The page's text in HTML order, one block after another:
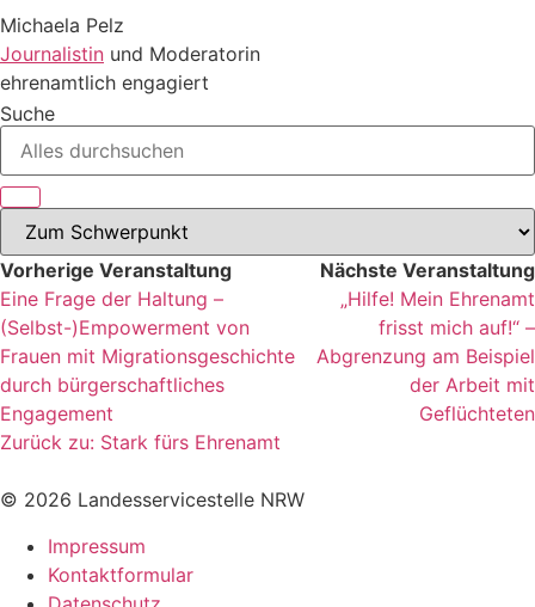
Michaela Pelz
Journalistin und Moderatorin
ehrenamtlich engagiert
Suche
Vorherige Veranstaltung
Eine Frage der Haltung –
(Selbst-)Empowerment von
Frauen mit Migrationsgeschichte
durch bürgerschaftliches
Engagement
Nächste Veranstaltung
„Hilfe! Mein Ehrenamt
frisst mich auf!“ –
Abgrenzung am Beispiel
der Arbeit mit
Geflüchteten
Zurück zu: Stark fürs Ehrenamt
© 2026 Landesservicestelle NRW
Impressum
Kontaktformular